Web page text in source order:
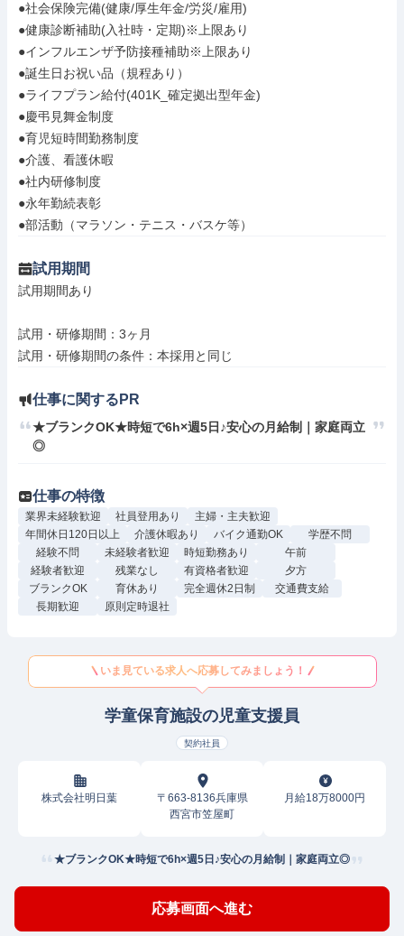
●社会保険完備(健康/厚生年金/労災/雇用)
●健康診断補助(入社時・定期)※上限あり
●インフルエンザ予防接種補助※上限あり
●誕生日お祝い品（規程あり）
●ライフプラン給付(401K_確定拠出型年金)
●慶弔見舞金制度
●育児短時間勤務制度
●介護、看護休暇
●社内研修制度
●永年勤続表彰
●部活動（マラソン・テニス・バスケ等）
試用期間
試用期間あり
試用・研修期間：3ヶ月
仕事に関するPR
★ブランクOK★時短で6h×週5日♪安心の月給制｜家庭両立
◎
仕事の特徴
業界未経験歓迎 社員登用あり
主婦・主夫歓迎
年間休日120日以上
介護休暇あり バイク通勤OK
学歴不問
経験不問
未経験者歓迎 時短勤務あり
午前
経験者歓迎
残業なし 有資格者歓迎
夕方
ブランクOK
育休あり 完全週休2日制
交通費支給
長期歓迎
原則定時退社
いま見ている求人へ応募してみましょう！
学童保育施設の児童支援員
契約社員
株式会社明日葉
〒663-8136兵庫県
西宮市笠屋町
月給18万8000円
★ブランクOK★時短で6h×週5日♪安心の月給制｜家庭両立◎
応募画面へ進む